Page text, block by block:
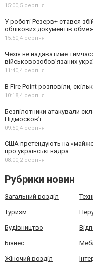
15:00,5 серпня
У роботі Резерв+ стався
облікових документів
15:50,4 серпня
Чехія не надаватиме
військовозобов’язаних
11:40,4 серпня
В Fire Point розповіли,
10:18,4 серпня
Безпілотники атакували
Підмосков’ї
09:50,4 серпня
США претендують на
про українські надра
08:00,2 серпня
Рубрики новин
Загальний розділ
Туризм
Будівництво
Бізнес
Жіночий розділ